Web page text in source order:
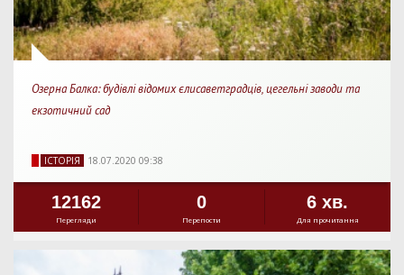
Озерна Балка: будівлі відомих єлисаветградців, цегельні заводи та
екзотичний сад
IСТОРIЯ 18.07.2020 09:38
12162
Перегляди
0
Перепости
6 хв.
Для прочитання